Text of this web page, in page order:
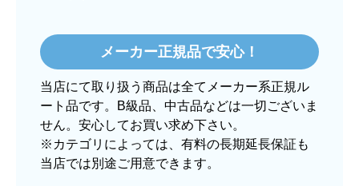
2025年12月24日 21:44
欲しい商品をスムーズに注文できましたか？
はい
ショップからの連絡や対応は適切でしたか？
はい
予定の期日までに商品が届きましたか？
メーカー正規品で安心！
当店にて取り扱う商品は全てメーカー系正規ル
ート品です。B級品、中古品などは一切ございま
せん。安心してお買い求め下さい。
※カテゴリによっては、有料の長期延長保証も
当店では別途ご用意できます。